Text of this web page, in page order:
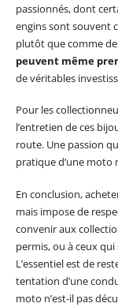
passionnés, dont
engins sont souvent
plutôt que comme
peuvent même
de véritables
Pour les
l’entretien de ces
route. Une passion
pratique d’une moto
En conclusion,
mais impose de
convenir aux
permis, ou à ceux
L’essentiel est de
tentation d’une
moto n’est-il pas